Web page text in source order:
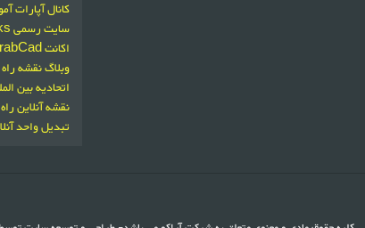
کانال آپارات
سایت رسمی Solidworks
اکانت GrabCad شرکت آراکو
وبلاگ نقشه
اتحادیه بین
نقشه آنلاین
تبدیل واحد